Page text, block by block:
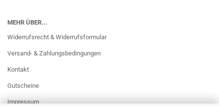
MEHR ÜBER...
Widerrufsrecht & Widerrufsformular
Versand- & Zahlungsbedingungen
Kontakt
Gutscheine
Impressum